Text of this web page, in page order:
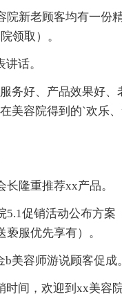
院新老顾客均有一份
领取）。
话。
服务好、产品效果好
美容院得到的`欢乐
长隆重推荐xx产品。
5.1促销活动公布方案
亵服优先享有）。
b美容师游说顾客促成。
时间，欢迎到xx美容院